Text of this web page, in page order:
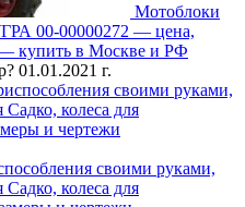
Мотоблоки
00-00000272 — цена,
— купить в Москве и РФ
01.01.2021 г.
своими руками,
колеса для